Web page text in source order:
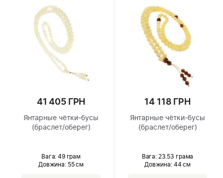
41 405 ГРН
Янтарные чётки-бусы
(браслет/оберег)
Вага: 49 грам
Довжина:55 см
14 118 ГРН
Янтарные чётки-бусы
(браслет/оберег)
Вага: 23.53 грама
Довжина:44 см